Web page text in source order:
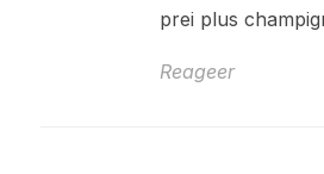
prei plus
Reageer